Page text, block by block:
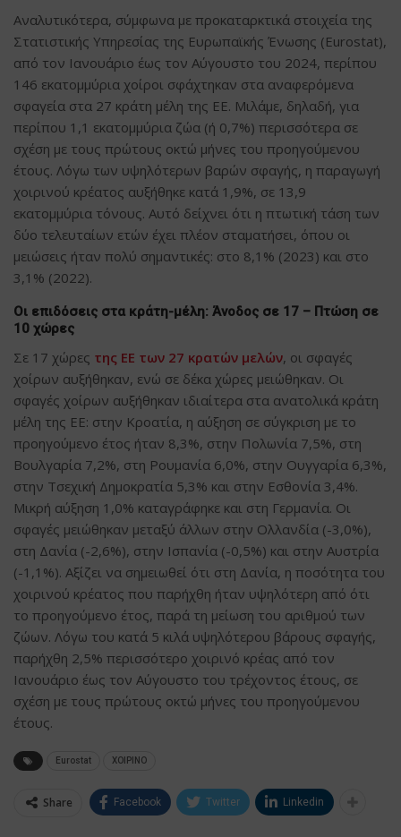
Αναλυτικότερα, σύμφωνα με προκαταρκτικά στοιχεία της
Στατιστικής Υπηρεσίας της Ευρωπαϊκής Ένωσης (Eurostat),
από τον Ιανουάριο έως τον Αύγουστο του 2024, περίπου
146 εκατομμύρια χοίροι σφάχτηκαν στα αναφερόμενα
σφαγεία στα 27 κράτη μέλη της ΕΕ. Μιλάμε, δηλαδή, για
περίπου 1,1 εκατομμύρια ζώα (ή 0,7%) περισσότερα σε
σχέση με τους πρώτους οκτώ μήνες του προηγούμενου
έτους. Λόγω των υψηλότερων βαρών σφαγής, η παραγωγή
χοιρινού κρέατος αυξήθηκε κατά 1,9%, σε 13,9
εκατομμύρια τόνους. Αυτό δείχνει ότι η πτωτική τάση των
δύο τελευταίων ετών έχει πλέον σταματήσει, όπου οι
μειώσεις ήταν πολύ σημαντικές: στο 8,1% (2023) και στο
3,1% (2022).
Οι επιδόσεις στα κράτη-μέλη: Άνοδος σε 17 – Πτώση σε
10 χώρες
Σε 17 χώρες της ΕΕ των 27 κρατών μελών, οι σφαγές
χοίρων αυξήθηκαν, ενώ σε δέκα χώρες μειώθηκαν. Οι
σφαγές χοίρων αυξήθηκαν ιδιαίτερα στα ανατολικά κράτη
μέλη της ΕΕ: στην Κροατία, η αύξηση σε σύγκριση με το
προηγούμενο έτος ήταν 8,3%, στην Πολωνία 7,5%, στη
Βουλγαρία 7,2%, στη Ρουμανία 6,0%, στην Ουγγαρία 6,3%,
στην Τσεχική Δημοκρατία 5,3% και στην Εσθονία 3,4%.
Μικρή αύξηση 1,0% καταγράφηκε και στη Γερμανία. Οι
σφαγές μειώθηκαν μεταξύ άλλων στην Ολλανδία (-3,0%),
στη Δανία (-2,6%), στην Ισπανία (-0,5%) και στην Αυστρία
(-1,1%). Αξίζει να σημειωθεί ότι στη Δανία, η ποσότητα του
χοιρινού κρέατος που παρήχθη ήταν υψηλότερη από ότι
το προηγούμενο έτος, παρά τη μείωση του αριθμού των
ζώων. Λόγω του κατά 5 κιλά υψηλότερου βάρους σφαγής,
παρήχθη 2,5% περισσότερο χοιρινό κρέας από τον
Ιανουάριο έως τον Αύγουστο του τρέχοντος έτους, σε
σχέση με τους πρώτους οκτώ μήνες του προηγούμενου
έτους.
Eurostat ΧΟΙΡΙΝΟ
Share Facebook Twitter Linkedin